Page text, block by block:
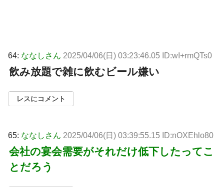
64: ななしさん 2025/04/06(日) 03:23:46.05 ID:wI+rmQTs0
飲み放題で雑に飲むビール嫌い
レスにコメント
65: ななしさん 2025/04/06(日) 03:39:55.15 ID:nOXEhlo80
会社の宴会需要がそれだけ低下したってこ
とだろう